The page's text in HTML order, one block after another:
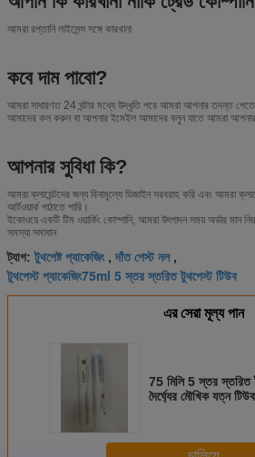
আমরা রপ্তানি লাইসেন্স সঙ্গে কারখানা
কবে দাম পাবো?
আমরা সাধারণত 24 ঘন্টার মধ্যে উদ্ধৃতি পরে আমরা আপনার তদন্ত
আমাদের কল করুন বা আপনার ইমেইল আমাদের বলুন যাতে আমরা আপনার
আপনার সুবিধা কি?
আমরা ক্লায়েন্টদের জন্য বিনামূল্যে ডিজাইন সরবরাহ করি এবং আমরা
আর্টওয়ার্ক পাঠাতে পারি।
ইকোওয়ে একটি টিম ওয়ার্কিং কোম্পানি, আমরা উৎপাদন সময় অর্ডার মান
সমস্যা সমাধান
ট্যাগ:টুথপেষ্ট প্যাকেজিং,দাঁত পেস্ট নল,
টুথপেস্ট প্যাকেজিং75ml 5 স্তর স্তরিত টুথপেস্ট টিউব
এর সেরা মূল্য পান
75 মিলি 5 স্তর স্তরিত
দৈর্ঘ্যের মৌখিক যত্ন টিউব